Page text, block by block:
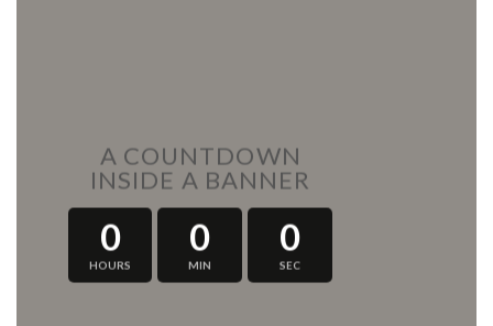
A COUNTDOWN
INSIDE A BANNER
0
HOURS
0
MIN
0
SEC